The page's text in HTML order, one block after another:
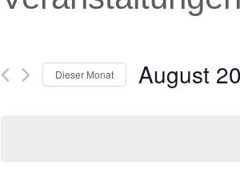
Dieser Monat August